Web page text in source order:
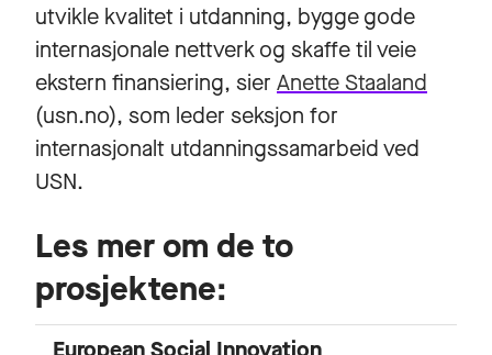
utvikle kvalitet i utdanning, bygge gode
internasjonale nettverk og skaffe til veie
ekstern finansiering, sier Anette Staaland
(usn.no), som leder seksjon for
internasjonalt utdanningssamarbeid ved
USN.
Les mer om de to
prosjektene: